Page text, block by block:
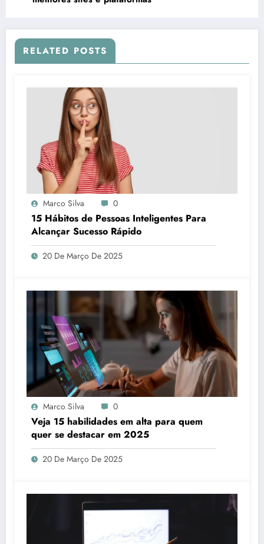
RELATED POSTS
Marco Silva 0
15 Hábitos de Pessoas Inteligentes Para
Alcançar Sucesso Rápido
20 De Março De 2025
Marco Silva 0
Veja 15 habilidades em alta para quem
quer se destacar em 2025
20 De Março De 2025